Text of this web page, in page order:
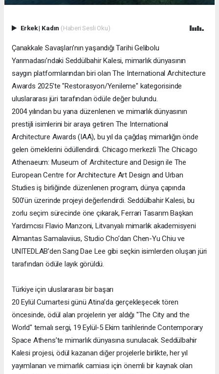
Erkek| Kadın (Haberi Sesli Oku)
Çanakkale Savaşları’nın yaşandığı Tarihi Gelibolu
Yarımadası’ndaki Seddülbahir Kalesi, mimarlık dünyasının
saygın platformlarından biri olan The International Architecture
Awards 2025’te "Restorasyon/Yenileme" kategorisinde
uluslararası jüri tarafından ödüle değer bulundu.
2004 yılından bu yana düzenlenen ve mimarlık dünyasının
prestijli isimlerini bir araya getiren The International
Architecture Awards (IAA), bu yıl da çağdaş mimarlığın önde
gelen örneklerini ödüllendirdi. Chicago merkezli The Chicago
Athenaeum: Museum of Architecture and Design ile The
European Centre for Architecture Art Design and Urban
Studies iş birliğinde düzenlenen program, dünya çapında
500’ün üzerinde projeyi değerlendirdi. Seddülbahir Kalesi, bu
zorlu seçim sürecinde öne çıkarak, Ferrari Tasarım Başkan
Yardımcısı Flavio Manzoni, Litvanyalı mimarlık akademisyeni
Almantas Samalaviius, Studio Cho’dan Chen-Yu Chiu ve
UNITEDLAB’den Sang Dae Lee gibi seçkin isimlerden oluşan jüri
tarafından ödüle layık görüldü.
Türkiye için uluslararası bir başarı
20 Eylül Cumartesi günü Atina’da gerçekleşecek tören
öncesinde, ödül alan projelerin yer aldığı "The City and the
World" temalı sergi, 19 Eylül-5 Ekim tarihlerinde Contemporary
Space Athens’te mimarlık dünyasına sunulacak. Seddülbahir
Kalesi projesi, ödül kazanan diğer projelerle birlikte, her yıl
yayımlanan ve mimarlık camiası için önemli bir kaynak olan